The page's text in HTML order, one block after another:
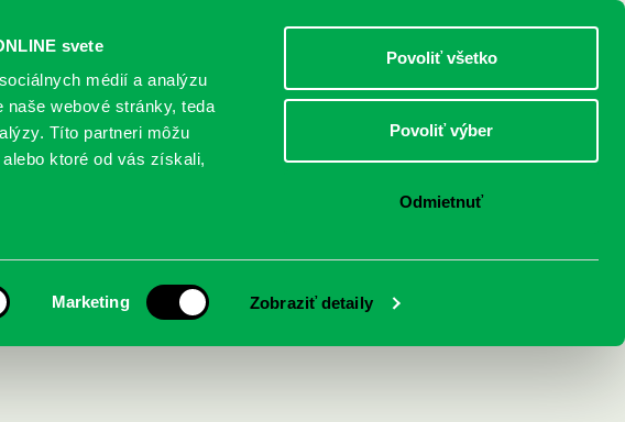
svete
médií a analýzu
webové stránky, teda
Títo partneri môžu
ktoré od vás získali,
Marketing Zobraziť detaily
Povoliť všetko
Povoliť výber
Odmietnuť
DOSPELÍ
O KNIŽNICI